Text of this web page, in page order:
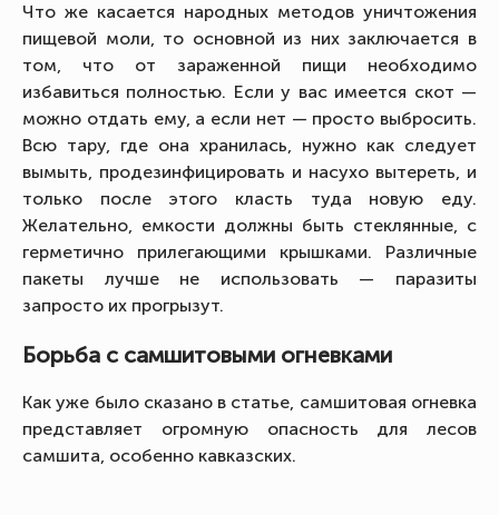
Что же касается народных методов уничтожения
пищевой моли, то основной из них заключается в
том, что от зараженной пищи необходимо
избавиться полностью. Если у вас имеется скот —
можно отдать ему, а если нет — просто выбросить.
Всю тару, где она хранилась, нужно как следует
вымыть, продезинфицировать и насухо вытереть, и
только после этого класть туда новую еду.
Желательно, емкости должны быть стеклянные, с
герметично прилегающими крышками. Различные
пакеты лучше не использовать — паразиты
запросто их прогрызут.
Борьба с самшитовыми огневками
Как уже было сказано в статье, самшитовая огневка
представляет огромную опасность для лесов
самшита, особенно кавказских.